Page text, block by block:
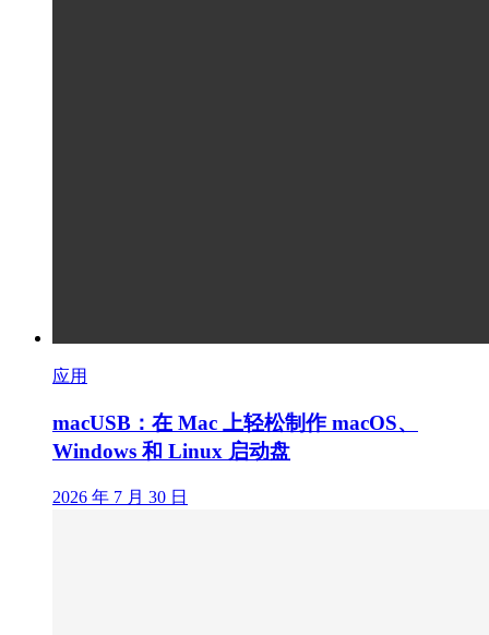
应用
macUSB：在 Mac 上轻松制作 macOS、
Windows 和 Linux 启动盘
2026 年 7 月 30 日